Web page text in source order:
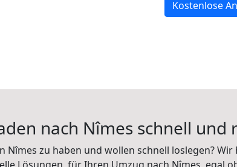
Kostenlose
nach Nîmes schnell und
zu haben und wollen schnell loslegen? Wir